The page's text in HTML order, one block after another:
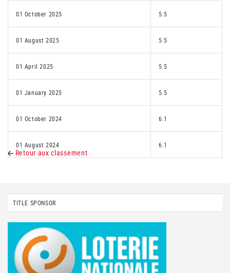
01 October 2025 5.5
01 August 2025 5.5
01 April 2025 5.5
01 January 2025 5.5
01 October 2024 6.1
01 August 2024 6.1
Retour aux classement
TITLE SPONSOR